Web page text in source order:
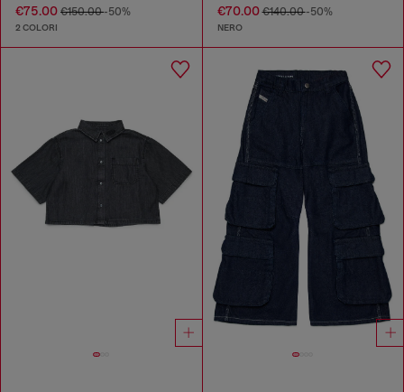
€75.00 €150.00-50%
2 COLORI
€70.00€140.00-50%
NERO